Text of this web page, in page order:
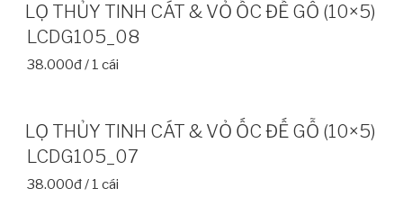
LỌ THỦY TINH CÁT & VỎ ỐC ĐẾ GỖ (10×5)
LCDG105_08
38.000đ / 1 cái
LỌ THỦY TINH CÁT & VỎ ỐC ĐẾ GỖ (10×5)
LCDG105_07
38.000đ / 1 cái